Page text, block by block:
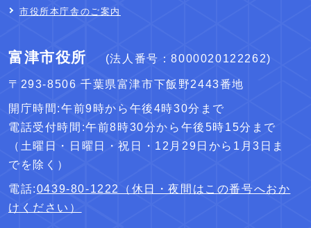
市役所本庁舎のご案内
富津市役所 (法人番号：8000020122262)
〒293-8506 千葉県富津市下飯野2443番地
開庁時間:午前9時から午後4時30分まで
電話受付時間:午前8時30分から午後5時15分まで
（土曜日・日曜日・祝日・12月29日から1月3日ま
でを除く）
電話:0439-80-1222（休日・夜間はこの番号へおか
けください）